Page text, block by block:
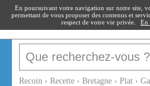
recoin.fr
Recoin › Recette › Bretagne › Plat ›
En poursuivant votre navigation sur notre site,
permettant de vous proposer des contenus et
respect de votre vie privée.
En